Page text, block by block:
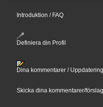
Introduktion / FAQ
Definiera din Profil
Dina kommentarer /
Skicka dina kommentarer/